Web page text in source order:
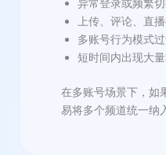
异常登录或频繁
上传、评论、直
多账号行为模式
短时间内出现大
在多账号场景下，如
易将多个频道统一纳